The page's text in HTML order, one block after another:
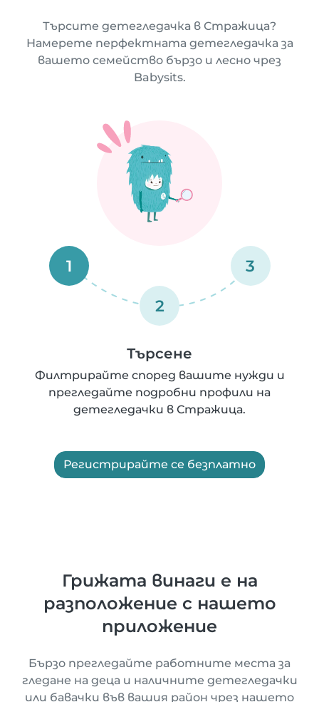
Търсите детегледачка в Стражица?
Намерете перфектната детегледачка за
вашето семейство бързо и лесно чрез
Babysits.
1
2
3
Търсене
Филтрирайте според вашите нужди и
прегледайте подробни профили на
детегледачки в Стражица.
Регистрирайте се безплатно
Грижата винаги е на
разположение с нашето
приложение
Бързо прегледайте работните места за
гледане на деца и наличните детегледачки
или бавачки във вашия район чрез нашето